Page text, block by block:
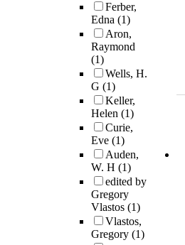
Ferber,
Edna (1)
Aron,
Raymond
(1)
Wells, H.
G (1)
Keller,
Helen (1)
Curie,
Eve (1)
Auden,
W. H (1)
edited by
Gregory
Vlastos (1)
Vlastos,
Gregory (1)